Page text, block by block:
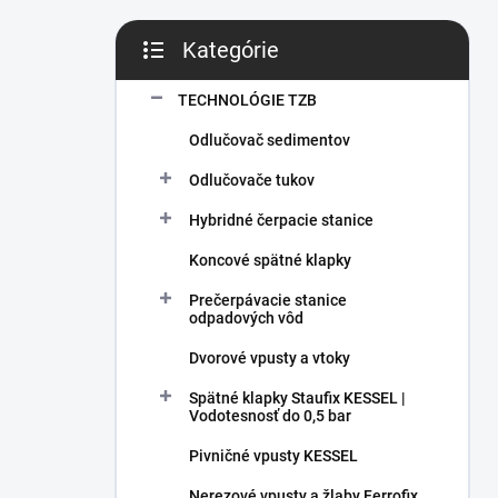
Preskočiť kategórie
Kategórie
TECHNOLÓGIE TZB
Odlučovač sedimentov
Odlučovače tukov
Hybridné čerpacie stanice
Koncové spätné klapky
Prečerpávacie stanice
odpadových vôd
Dvorové vpusty a vtoky
Spätné klapky Staufix KESSEL |
Vodotesnosť do 0,5 bar
Pivničné vpusty KESSEL